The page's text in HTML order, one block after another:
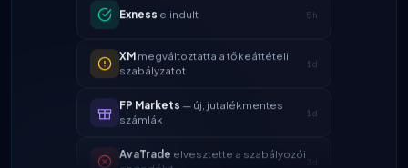
szabályzatot
számlák
engedélyt